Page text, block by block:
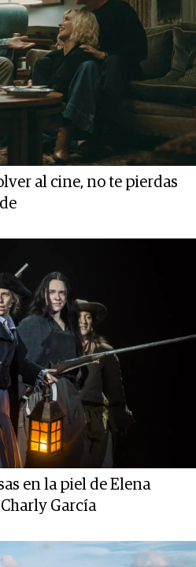
al cine, no te pierdas
en la piel de Elena
García